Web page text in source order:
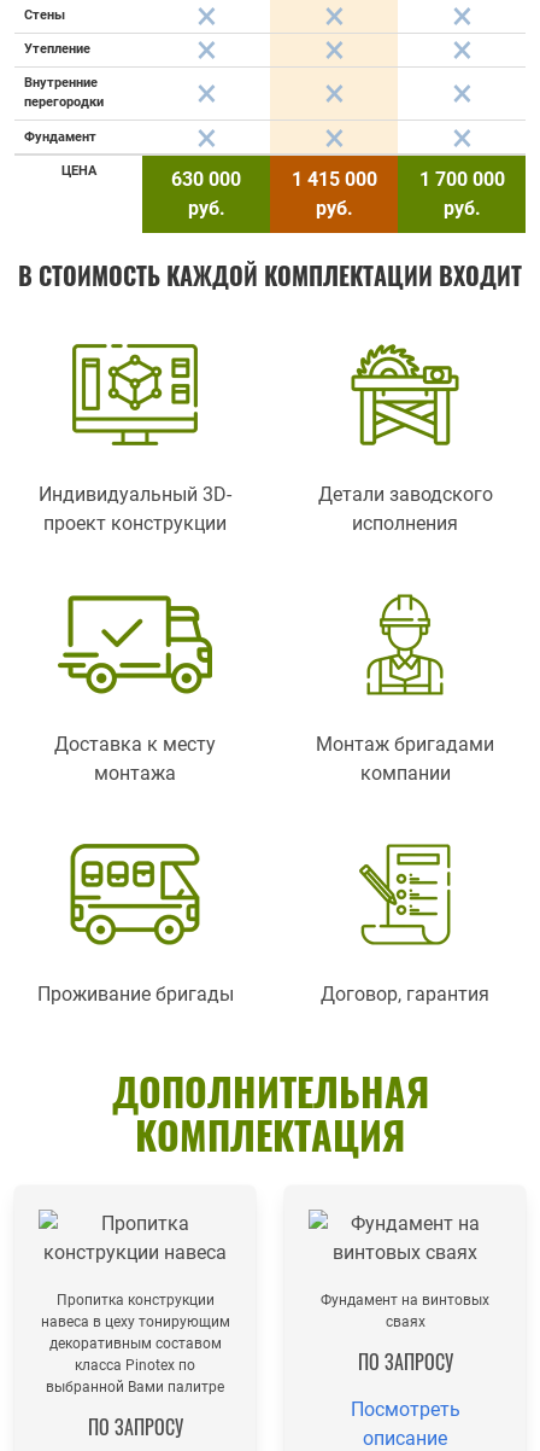
Стены
Утепление
Внутренние
перегородки
Фундамент
ЦЕНА
630 000
руб.
1 415 000
руб.
1 700 000
руб.
В СТОИМОСТЬ КАЖДОЙ КОМПЛЕКТАЦИИ ВХОДИТ
Индивидуальный 3D-
проект конструкции
Детали заводского
исполнения
Доставка к месту
монтажа
Монтаж бригадами
компании
Проживание бригады Договор, гарантия
ДОПОЛНИТЕЛЬНАЯ
КОМПЛЕКТАЦИЯ
Пропитка конструкции
навеса в цеху тонирующим
декоративным составом
класса Pinotex по
выбранной Вами палитре
ПО ЗАПРОСУ
Фундамент на винтовых
сваях
ПО ЗАПРОСУ
Посмотреть
описание